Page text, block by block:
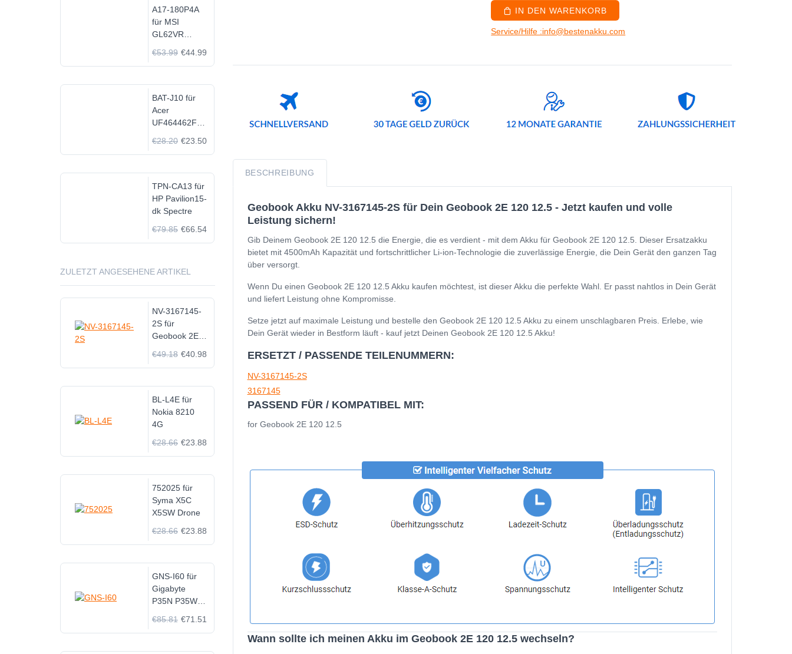
IN DEN WARENKORB
Service/Hilfe :info@bestenakku.com
BESCHREIBUNG
Geobook Akku NV-3167145-2S für Dein Geobook 2E 120 12.5 - Jetzt kaufen und volle
Leistung sichern!
Gib Deinem Geobook 2E 120 12.5 die Energie, die es verdient - mit dem Akku für Geobook 2E 120 12.5. Dieser Ersatzakku
bietet mit 4500mAh Kapazität und fortschrittlicher Li-ion-Technologie die zuverlässige Energie, die Dein Gerät den ganzen Tag
über versorgt.
Wenn Du einen Geobook 2E 120 12.5 Akku kaufen möchtest, ist dieser Akku die perfekte Wahl. Er passt nahtlos in Dein Gerät
und liefert Leistung ohne Kompromisse.
Setze jetzt auf maximale Leistung und bestelle den Geobook 2E 120 12.5 Akku zu einem unschlagbaren Preis. Erlebe, wie
Dein Gerät wieder in Bestform läuft - kauf jetzt Deinen Geobook 2E 120 12.5 Akku!
ERSETZT / PASSENDE TEILENUMMERN:
NV-3167145-2S
3167145
PASSEND FÜR / KOMPATIBEL MIT:
for Geobook 2E 120 12.5
Wann sollte ich meinen Akku im Geobook 2E 120 12.5 wechseln?
A17-180P4A
für MSI
GL62VR
€53.99 €44.99
BAT-J10 für
Acer
UF464462F
€28.20 €23.50
TPN-CA13 für
HP Pavilion15-
dk Spectre
€79.85 €66.54
ZULETZT ANGESEHENE ARTIKEL
NV-3167145-
2S für
Geobook 2E
€49.18 €40.98
BL-L4E für
Nokia 8210
4G
€28.66 €23.88
752025 für
Syma X5C
X5SW Drone
€28.66 €23.88
GNS-I60 für
Gigabyte
P35N P35W
€85.81 €71.51